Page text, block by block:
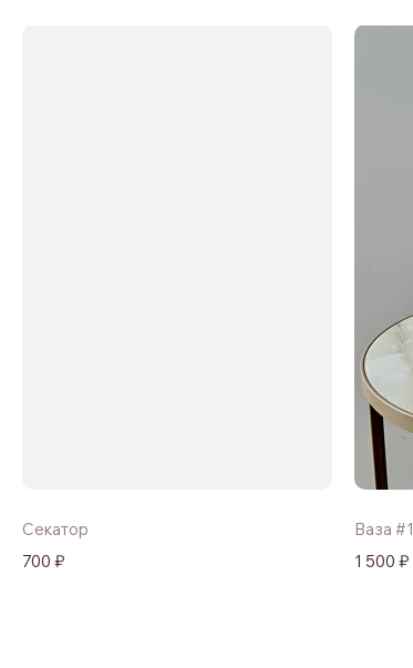
1 500 ₽
Ваза #1
700 ₽
Секатор